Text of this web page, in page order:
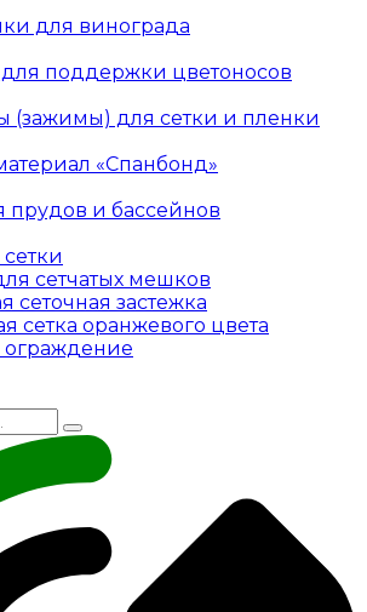
для винограда
поддержки цветоносов
(зажимы) для сетки и пленки
«Спанбонд»
прудов и бассейнов
сеточная застежка